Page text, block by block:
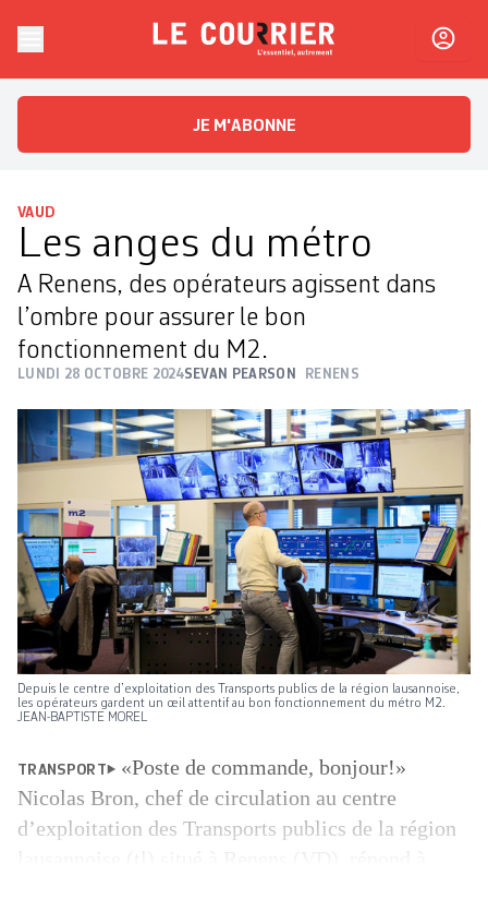
Le CourrierL'essentiel, autrement
JE M'ABONNE
VAUD
Les anges du métro
A Renens, des opérateurs agissent dans
l’ombre pour assurer le bon
fonctionnement du M2.
LUNDI 28 OCTOBRE 2024SEVAN PEARSON RENENS
Depuis le centre d’exploitation des Transports publics de la région lausannoise,
les opérateurs gardent un œil attentif au bon fonctionnement du métro M2.
JEAN-BAPTISTE MOREL
TRANSPORT
«Poste de commande, bonjour!»
Nicolas Bron, chef de circulation au centre
d’exploitation des Transports publics de la région